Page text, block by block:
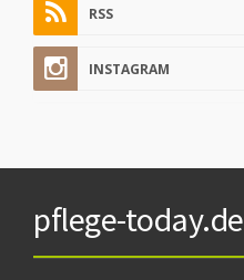
RSS
INSTAGRAM
pflege-today.de